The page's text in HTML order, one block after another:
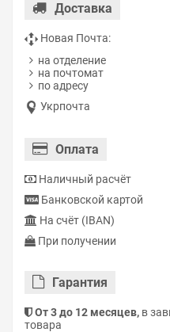
Доставка
Новая Почта:
на отделение
на почтомат
по адресу
Укрпочта
Оплата
Наличный расчёт
Банковской картой
На счёт (IBAN)
При получении
Гарантия
От 3 до 12 месяцев, в
товара